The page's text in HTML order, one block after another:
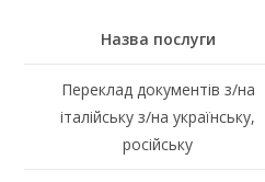
Назва послуги
Переклад документів з/на
італійську з/на українську,
російську